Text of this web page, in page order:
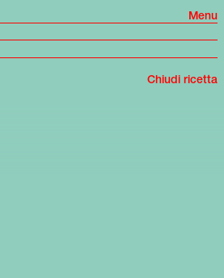
Menu
Chiudi ricetta